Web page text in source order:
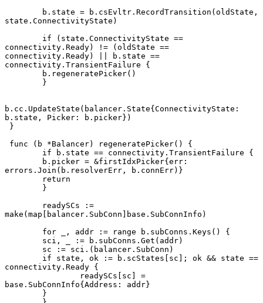
state.ConnectivityState)
connectivity.Ready) != (oldState ==
connectivity.Ready) || b.state ==
connectivity.TransientFailure {
     	b.regeneratePicker()
}
b.cc.UpdateState(balancer.State{ConnectivityState:
b.state, Picker: b.picker})
}
func (b *Balancer) regeneratePicker() {
if b.state == connectivity.TransientFailure {
errors.Join(b.resolverErr, b.connErr)}
     	return
}
make(map[balancer.SubConn]base.SubConnInfo)
for _, addr := range b.subConns.Keys() {
     	sci, _ := b.subConns.Get(addr)
     	sc := sci.(balancer.SubConn)
connectivity.Ready {
base.SubConnInfo{Address: addr}
     	}